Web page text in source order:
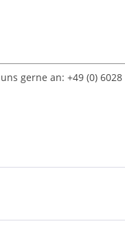
gerne an: +49 (0)